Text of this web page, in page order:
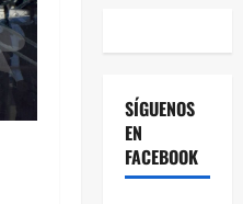
SÍGUENOS
EN
FACEBOOK